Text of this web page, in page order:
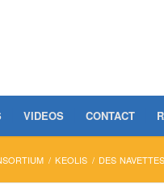
VIDEOS CONTACT
/ KEOLIS / DES